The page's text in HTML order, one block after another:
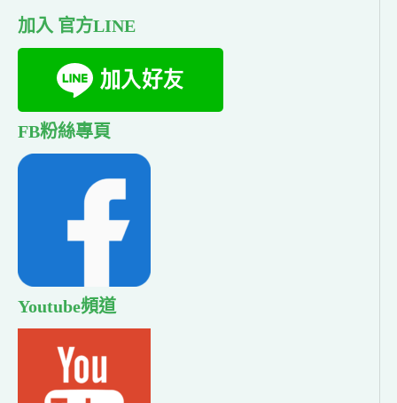
加入 官方LINE
FB粉絲專頁
Youtube頻道